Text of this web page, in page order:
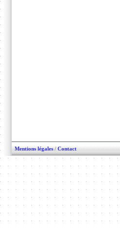
Mentions légales / Contact